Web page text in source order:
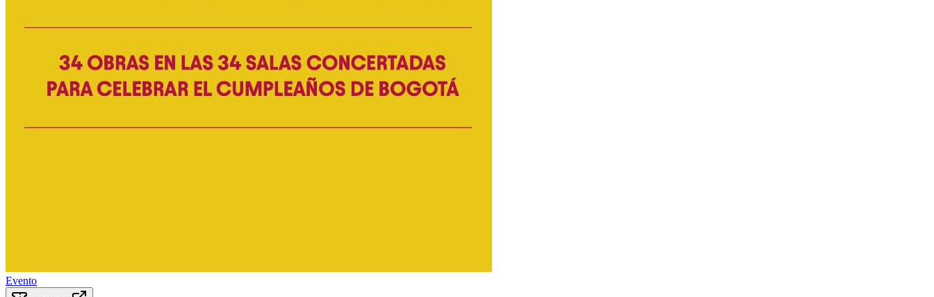
Evento